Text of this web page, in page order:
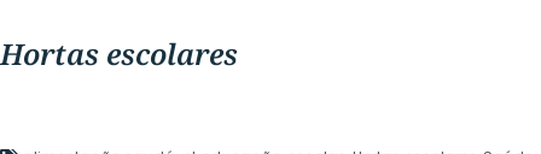
Hortas escolares